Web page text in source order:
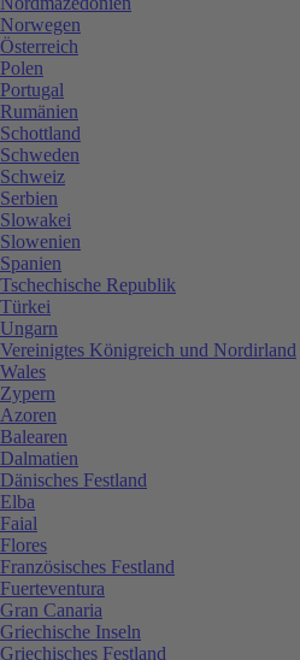
Norwegen
Österreich
Polen
Portugal
Rumänien
Schottland
Schweden
Schweiz
Serbien
Slowakei
Slowenien
Spanien
Tschechische Republik
Türkei
Ungarn
Vereinigtes Königreich und Nordirland
Wales
Zypern
Azoren
Balearen
Dalmatien
Dänisches Festland
Elba
Faial
Flores
Französisches Festland
Fuerteventura
Gran Canaria
Griechische Inseln
Griechisches Festland